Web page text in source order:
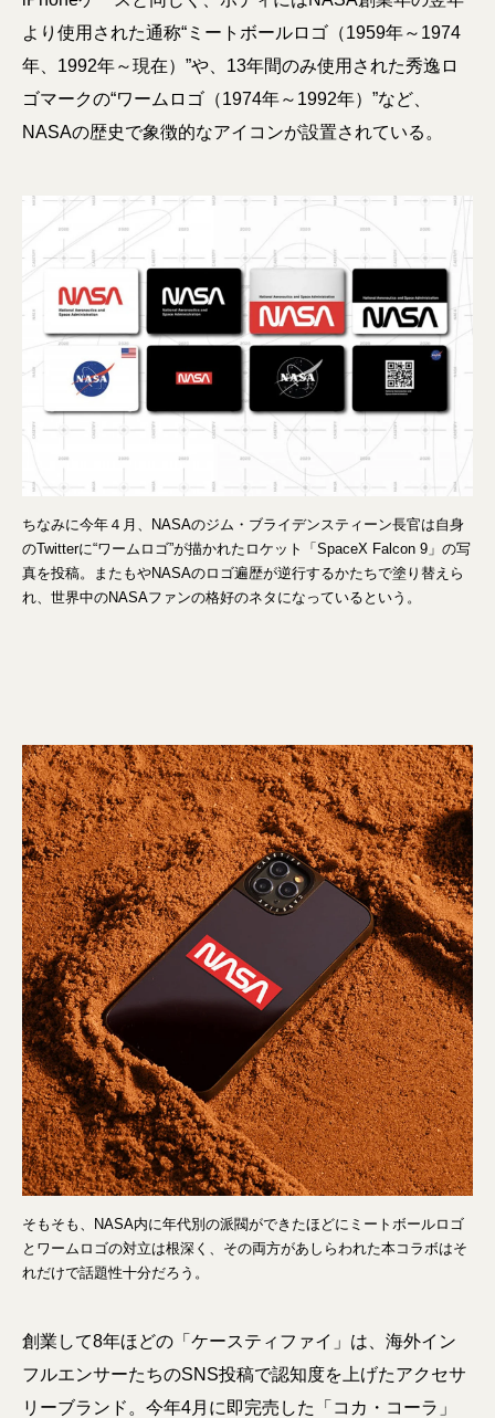
より使用された通称“ミートボールロゴ（1959年～1974
年、1992年～現在）”や、13年間のみ使用された秀逸ロ
ゴマークの“ワームロゴ（1974年～1992年）”など、
NASAの歴史で象徴的なアイコンが設置されている。
ちなみに今年４月、NASAのジム・ブライデンスティーン長官は自身
のTwitterに“ワームロゴ”が描かれたロケット「SpaceX Falcon 9」の写
真を投稿。またもやNASAのロゴ遍歴が逆行するかたちで塗り替えら
れ、世界中のNASAファンの格好のネタになっているという。
そもそも、NASA内に年代別の派閥ができたほどにミートボールロゴ
とワームロゴの対立は根深く、その両方があしらわれた本コラボはそ
れだけで話題性十分だろう。
創業して8年ほどの「ケースティファイ」は、海外イン
フルエンサーたちのSNS投稿で認知度を上げたアクセサ
リーブランド。今年4月に即完売した「コカ・コーラ」